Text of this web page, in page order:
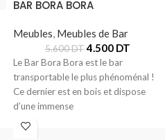
BAR BORA BORA
Meubles, Meubles de Bar
5.600DT4.500 DT
Le Bar Bora Bora est le bar
transportable le plus phénoménal !
Ce dernier est en bois et dispose
d’une immense